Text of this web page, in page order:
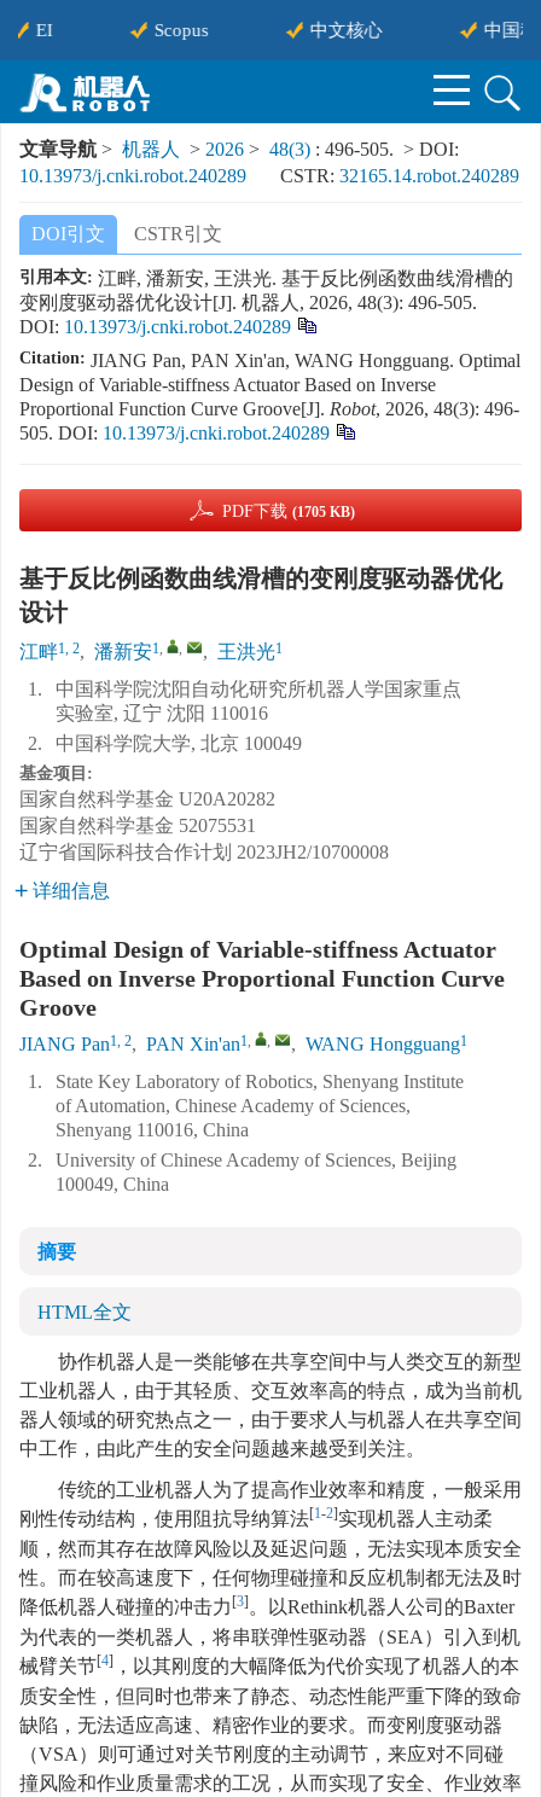
EI Scopus 中文核心 中国科
文章导航 > 机器人 > 2026 > 48(3) : 496-505. > DOI:
10.13973/j.cnki.robot.240289
CSTR: 32165.14.robot.240289
DOI引文 CSTR引文
引用本文: 江畔, 潘新安, 王洪光. 基于反比例函数曲线滑槽的
变刚度驱动器优化设计[J]. 机器人, 2026, 48(3): 496-505.
DOI: 10.13973/j.cnki.robot.240289
Citation: JIANG Pan, PAN Xin'an, WANG Hongguang. Optimal
Design of Variable-stiffness Actuator Based on Inverse
Proportional Function Curve Groove[J]. Robot, 2026, 48(3): 496-
505. DOI: 10.13973/j.cnki.robot.240289
PDF下载 (1705 KB)
基于反比例函数曲线滑槽的变刚度驱动器优化
设计
江畔1, 2, 潘新安1, , , 王洪光1
1.
中国科学院沈阳自动化研究所机器人学国家重点
实验室, 辽宁 沈阳 110016
2.
中国科学院大学, 北京 100049
基金项目:
国家自然科学基金 U20A20282
国家自然科学基金 52075531
辽宁省国际科技合作计划 2023JH2/10700008
详细信息
Optimal Design of Variable-stiffness Actuator
Based on Inverse Proportional Function Curve
Groove
JIANG Pan1, 2, PAN Xin'an1, , , WANG Hongguang1
1.
State Key Laboratory of Robotics, Shenyang Institute
of Automation, Chinese Academy of Sciences,
Shenyang 110016, China
2.
University of Chinese Academy of Sciences, Beijing
100049, China
摘要
HTML全文
协作机器人是一类能够在共享空间中与人类交互的新型
工业机器人，由于其轻质、交互效率高的特点，成为当前机
器人领域的研究热点之一，由于要求人与机器人在共享空间
中工作，由此产生的安全问题越来越受到关注。
传统的工业机器人为了提高作业效率和精度，一般采用
刚性传动结构，使用阻抗导纳算法[1-2]实现机器人主动柔
顺，然而其存在故障风险以及延迟问题，无法实现本质安全
性。而在较高速度下，任何物理碰撞和反应机制都无法及时
降低机器人碰撞的冲击力 [3] 。以Rethink机器人公司的Baxter
为代表的一类机器人，将串联弹性驱动器（SEA）引入到机
械臂关节[4] ，以其刚度的大幅降低为代价实现了机器人的本
质安全性，但同时也带来了静态、动态性能严重下降的致命
缺陷，无法适应高速、精密作业的要求。而变刚度驱动器
（VSA）则可通过对关节刚度的主动调节，来应对不同碰
撞风险和作业质量需求的工况，从而实现了安全、作业效率